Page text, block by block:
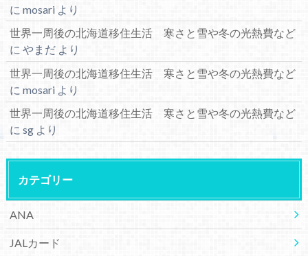
に mosariより
世界一周後の北海道移住生活 寒さと雪や冬の光熱費など
に やまだより
世界一周後の北海道移住生活 寒さと雪や冬の光熱費など
に mosariより
世界一周後の北海道移住生活 寒さと雪や冬の光熱費など
に sgより
カテゴリー
ANA
JALカード